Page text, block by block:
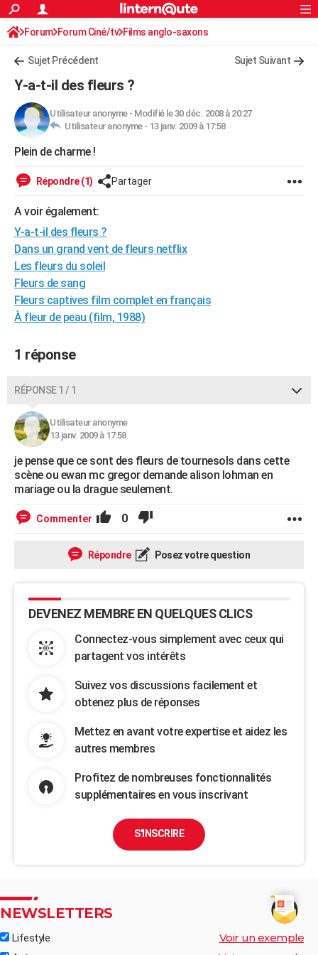
ACTUALITÉS
Politique
Société
Faits Divers
Education
Monde
Villes
+
FINANCE
Retraite
Impôts
Epargne
Immobilier
Risques naturels par ville
Banque
Assurance
Crédit
AUTO
Essais
Réserver un essai
Citadines
Berlines
SUV
Forum auto
+
Mobiles
Meilleur smartphone
Internet
Ordinateurs
Jeux vidéo
Guide high-tech
BRICOLAGE
Forum
Aménagement intérieur
Extérieur
Cuisine
Salle de bains
Jardinage
Rangement
WEEK-END
Guides de France
Escapades
Patrimoine
Expositions
Musées
Week-end nature
+LIFESTYLE
Art de vivre
Bien-être
Loisirs
Mode
Modes de vie
SANTE
Alimentation
Guide de la santé
Maladies
Médicaments
Sommeil
VOYAGE
GUIDES D'ACHAT
BONS PLANS
CARTE DE VOEUX
Carte de Noël
Carte Bonne année
Carte Saint-Valentin
Carte Pâques
Carte d'anniversaire
DICTIONNAIRE
Dictionnaire
Biographies
Citations
Expressions
Proverbes
PROGRAMME TV
COPAINS D'AVANT
S'inscrire
Connexion
Forum Forum Ciné/tv Films anglo-saxons
Sujet Précédent Sujet Suivant
Y-a-t-il des fleurs ?
Utilisateur anonyme- Modifié le 30 déc. 2008 à 20:27
Utilisateur anonyme - 13 janv. 2009 à 17:58
Plein de charme !
Répondre (1) Partager
A voir également:
Y-a-t-il des fleurs ?
Dans un grand vent de fleurs netflix
Les fleurs du soleil
Fleurs de sang
Fleurs captives film complet en français
À fleur de peau (film, 1988)
1 réponse
RÉPONSE 1 / 1
Utilisateur anonyme
13 janv. 2009 à 17:58
je pense que ce sont des fleurs de tournesols dans cette
scène ou ewan mc gregor demande alison lohman en
mariage ou la drague seulement.
Commenter 0
Répondre Posez votre question
DEVENEZ MEMBRE EN QUELQUES CLICS
Connectez-vous simplement avec ceux qui
partagent vos intérêts
Suivez vos discussions facilement et
obtenez plus de réponses
Mettez en avant votre expertise et aidez les
autres membres
Profitez de nombreuses fonctionnalités
supplémentaires en vous inscrivant
S'INSCRIRE
NEWSLETTERS
Lifestyle Voir un exemple